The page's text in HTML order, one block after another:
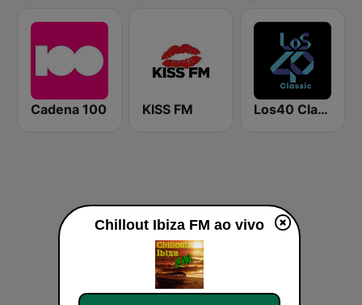
Cadena 100 KISS FM Los40 Classic
Chillout Ibiza FM ao vivo